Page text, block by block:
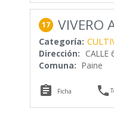
17 VIVERO
Categoría:
Dirección: CALLE
Comuna: Paine
 Ficha 